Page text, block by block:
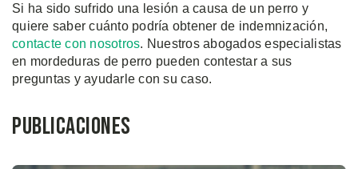
Si ha sido sufrido una lesión a causa de un perro y
quiere saber cuánto podría obtener de indemnización,
contacte con nosotros. Nuestros abogados especialistas
en mordeduras de perro pueden contestar a sus
preguntas y ayudarle con su caso.
Publicaciones